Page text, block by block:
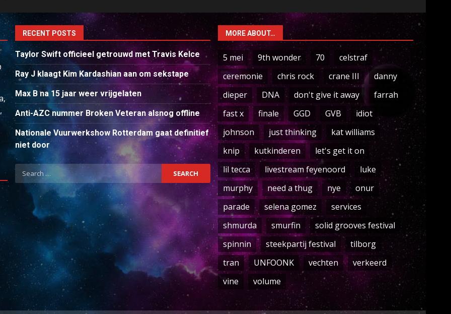
RECENT POSTS
Taylor Swift officieel getrouwd met Travis Kelce
Ray J klaagt Kim Kardashian aan om sekstape
Max B na 15 jaar weer vrijgelaten
Anti-AZC nummer Broken Veteran alsnog offline
Nationale Vuurwerkshow Rotterdam gaat definitief
niet door
Search
for:
MORE ABOUT…
5 mei 9th wonder 70
celstraf
ceremonie
chris rock crane III
danny
dieper
DNA don't give it away
farrah
fast x
finale GGD GVB
idiot
johnson
just thinking
kat williams
knip
kutkinderen
let's get it on
lil tecca
livestream feyenoord
luke
murphy
need a thug nye
onur
parade
selena gomez
services
shmurda
smurfin
solid grooves festival
spinnin
steekpartij festival
tilborg
tran
UNFOONK vechten
verkeerd
vine
volume